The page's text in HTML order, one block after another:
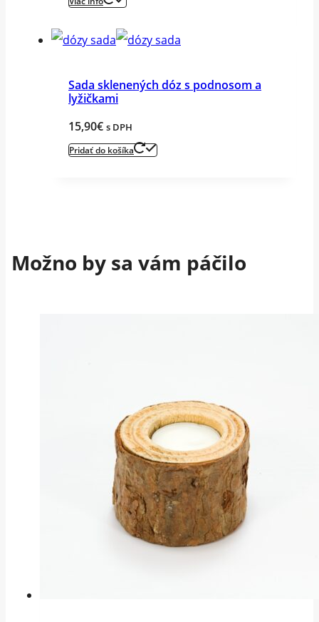
Sada sklenených dóz s podnosom a
lyžičkami
15,90€ s DPH
Pridať do košíka
Možno by sa vám páčilo